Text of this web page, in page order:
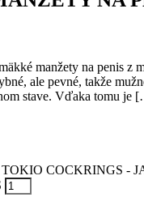
manžety na penis z
ale pevné, takže
stave. Vďaka tomu je
COCKRINGS -